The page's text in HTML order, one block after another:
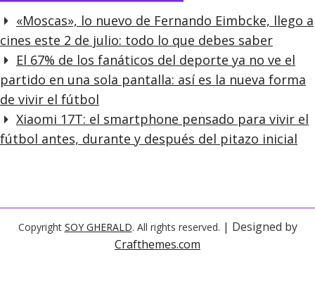
«Moscas», lo nuevo de Fernando Eimbcke, llego a
cines este 2 de julio: todo lo que debes saber
El 67% de los fanáticos del deporte ya no ve el
partido en una sola pantalla: así es la nueva forma
de vivir el fútbol
Xiaomi 17T: el smartphone pensado para vivir el
fútbol antes, durante y después del pitazo inicial
Copyright SOY GHERALD. All rights reserved. | Designed by
Crafthemes.com